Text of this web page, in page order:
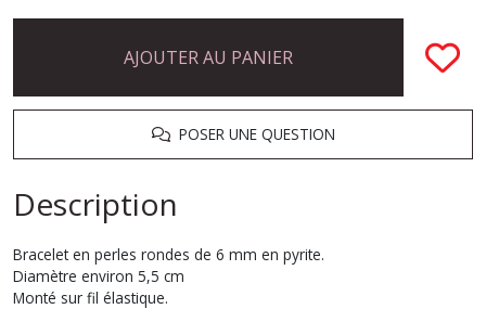
AJOUTER AU PANIER
POSER UNE QUESTION
Description
Bracelet en perles rondes de 6 mm en pyrite.
Diamètre environ 5,5 cm
Monté sur fil élastique.